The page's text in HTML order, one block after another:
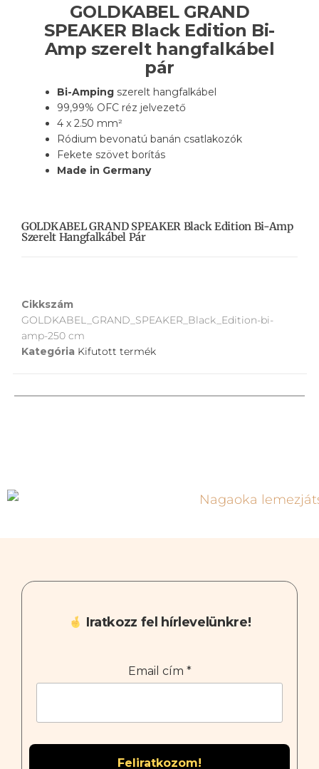
GOLDKABEL GRAND
SPEAKER Black Edition Bi-
Amp szerelt hangfalkábel
pár
Bi-Amping szerelt hangfalkábel
99,99% OFC réz jelvezető
4 x 2.50 mm²
Ródium bevonatú banán csatlakozók
Fekete szövet borítás
Made in Germany
GOLDKABEL GRAND SPEAKER Black Edition Bi-Amp
Szerelt Hangfalkábel Pár
Cikkszám
GOLDKABEL_GRAND_SPEAKER_Black_Edition-bi-
amp-250 cm
Kategória Kifutott termék
Iratkozz fel hírlevelünkre!
Email cím *